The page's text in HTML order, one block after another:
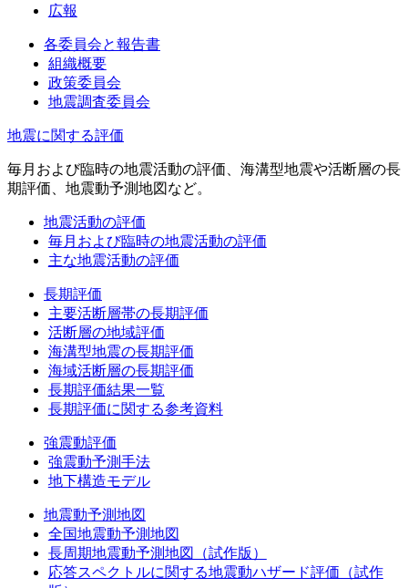
広報
各委員会と報告書
組織概要
政策委員会
地震調査委員会
地震に関する評価
毎月および臨時の地震活動の評価、海溝型地震や活断層の長
期評価、地震動予測地図など。
地震活動の評価
毎月および臨時の地震活動の評価
主な地震活動の評価
長期評価
主要活断層帯の長期評価
活断層の地域評価
海溝型地震の長期評価
海域活断層の長期評価
長期評価結果一覧
長期評価に関する参考資料
強震動評価
強震動予測手法
地下構造モデル
地震動予測地図
全国地震動予測地図
長周期地震動予測地図（試作版）
応答スペクトルに関する地震動ハザード評価（試作